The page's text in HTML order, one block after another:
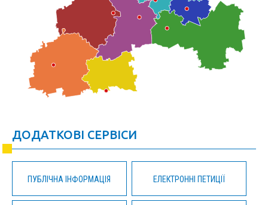
ДОДАТКОВІ СЕРВІСИ
ПУБЛІЧНА ІНФОРМАЦІЯ ЕЛЕКТРОННІ ПЕТИЦІЇ